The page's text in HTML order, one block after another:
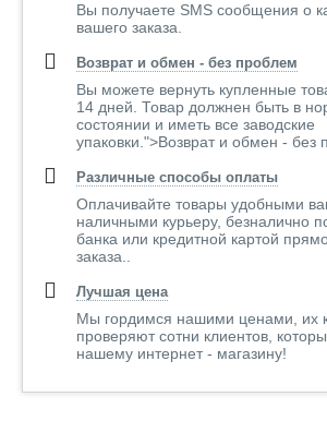
Вы получаете SMS сообщения о
вашего заказа.
Возврат и обмен - без проблем
Вы можете вернуть купленные
14 дней. Товар должнен быть в
состоянии и иметь все заводские
упаковки.">Возврат и обмен - без
Различные способы оплаты
Оплачивайте товары удобными
наличными курьеру, безналично
банка или кредитной картой
заказа..
Лучшая цена
Мы гордимся нашими ценами, их
проверяют сотни клиентов,
нашему интернет - магазину!